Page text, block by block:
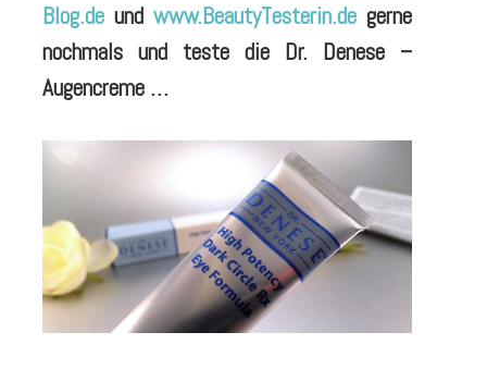
Blog.de und www.BeautyTesterin.de gerne
nochmals und teste die Dr. Denese –
Augencreme …